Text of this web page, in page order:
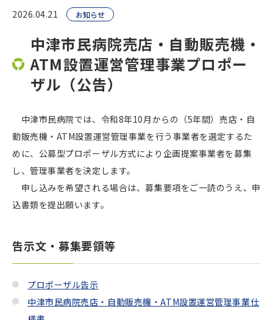
2026.04.21 お知らせ
中津市民病院売店・自動販売機・
ATM設置運営管理事業プロポー
ザル（公告）
中津市民病院では、令和8年10月からの（5年間）売店・自
動販売機・ATM設置運営管理事業を行う事業者を選定するた
めに、公募型プロポーザル方式により企画提案事業者を募集
し、管理事業者を決定します。
申し込みを希望される場合は、募集要項をご一読のうえ、申
込書類を提出願います。
告示文・募集要領等
プロポーザル告示
中津市民病院売店・自動販売機・ATM設置運営管理事業仕